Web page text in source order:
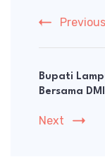
Previous
Bupati
Bersama DMI
Next